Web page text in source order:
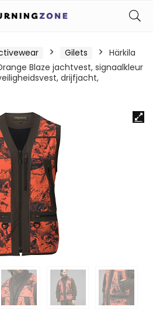
Gilets
Härkila
Blaze jachtvest, signaalkleur
drijfjacht,